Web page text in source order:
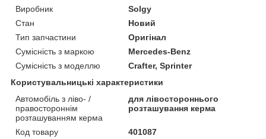
Виробник
Solgy
Стан
Новий
Тип запчастини
Оригінал
Сумісність з маркою
Mercedes-Benz
Сумісність з моделлю
Crafter, Sprinter
Користувальницькі характеристики
Автомобіль з ліво- /
правостороннім
розташуванням керма
для лівостороннього
розташування керма
Код товару 401087